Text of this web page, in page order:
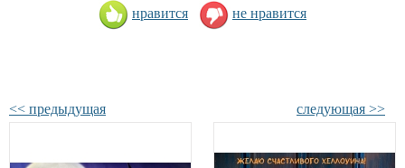
нравится не нравится
<< предыдущая следующая >>